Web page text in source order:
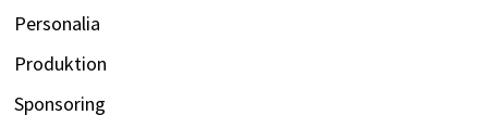
Personalia
Produktion
Sponsoring